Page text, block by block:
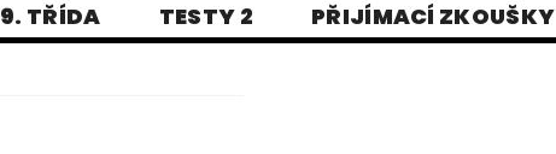
9. TŘÍDA TESTY 2
PŘIJÍMACÍ ZKOUŠKY